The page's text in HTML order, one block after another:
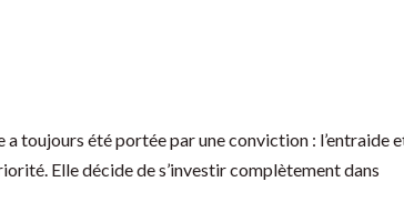
toujours été portée par une conviction : l’entraide
Elle décide de s’investir complètement dans